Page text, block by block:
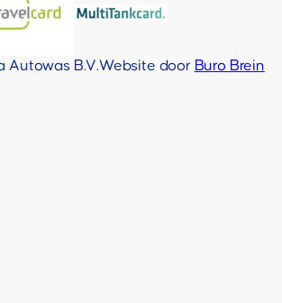
Autowas B.V.Website door Buro Brein